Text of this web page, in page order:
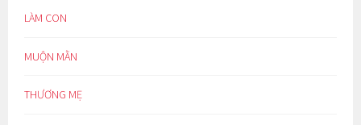
LÀM CON
MUỘN MẰN
THƯƠNG MẸ